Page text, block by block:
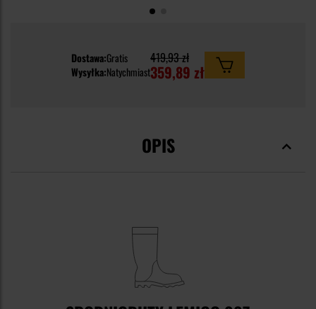
Dostawa:Gratis
Wysyłka:Natychmiast
419,93 zł
359,89 zł
OPIS